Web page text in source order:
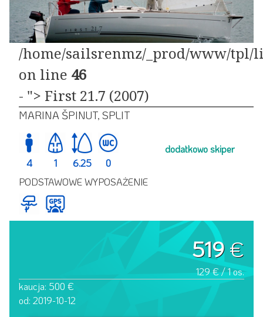
/home/sailsrenmz/_prod/www/tpl/
on line 46
- "> First 21.7 (2007)
MARINA ŠPINUT, SPLIT
4 1 6.25 0
dodatkowo skiper
PODSTAWOWE WYPOSAŻENIE
519€
129 € / 1 os.
kaucja: 500 €
od: 2019-10-12